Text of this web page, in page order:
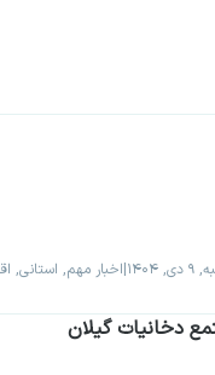
|اخبار مهم, استانی,
دخانیات گیلان